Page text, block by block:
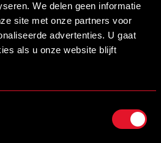
We delen geen informatie
site met onze partners voor
advertenties. U gaat
als u onze website blijft